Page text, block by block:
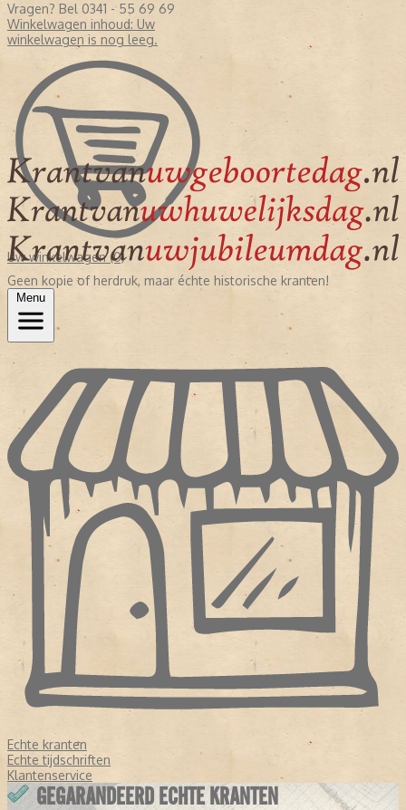
Vragen? Bel 0341 - 55 69 69
Winkelwagen inhoud: Uw
winkelwagen is nog leeg.
Uw winkelwagen (0)
Geen kopie of herdruk, maar échte historische kranten!
Menu
Echte kranten
Echte tijdschriften
Klantenservice
GEGARANDEERD ECHTE KRANTEN